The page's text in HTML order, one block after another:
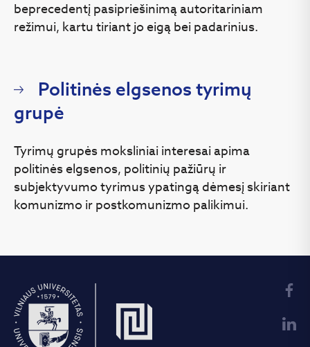
beprecedentį pasipriešinimą autoritariniam
režimui, kartu tiriant jo eigą bei padarinius.
Politinės elgsenos tyrimų
grupė
Tyrimų grupės moksliniai interesai apima
politinės elgsenos, politinių pažiūrų ir
subjektyvumo tyrimus ypatingą dėmesį skiriant
komunizmo ir postkomunizmo palikimui.